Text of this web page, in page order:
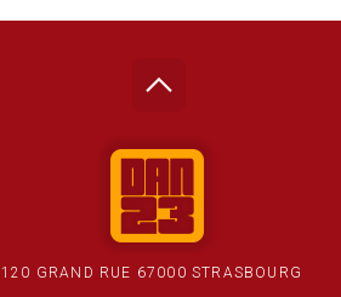
120 GRAND RUE 67000 STRASBOURG